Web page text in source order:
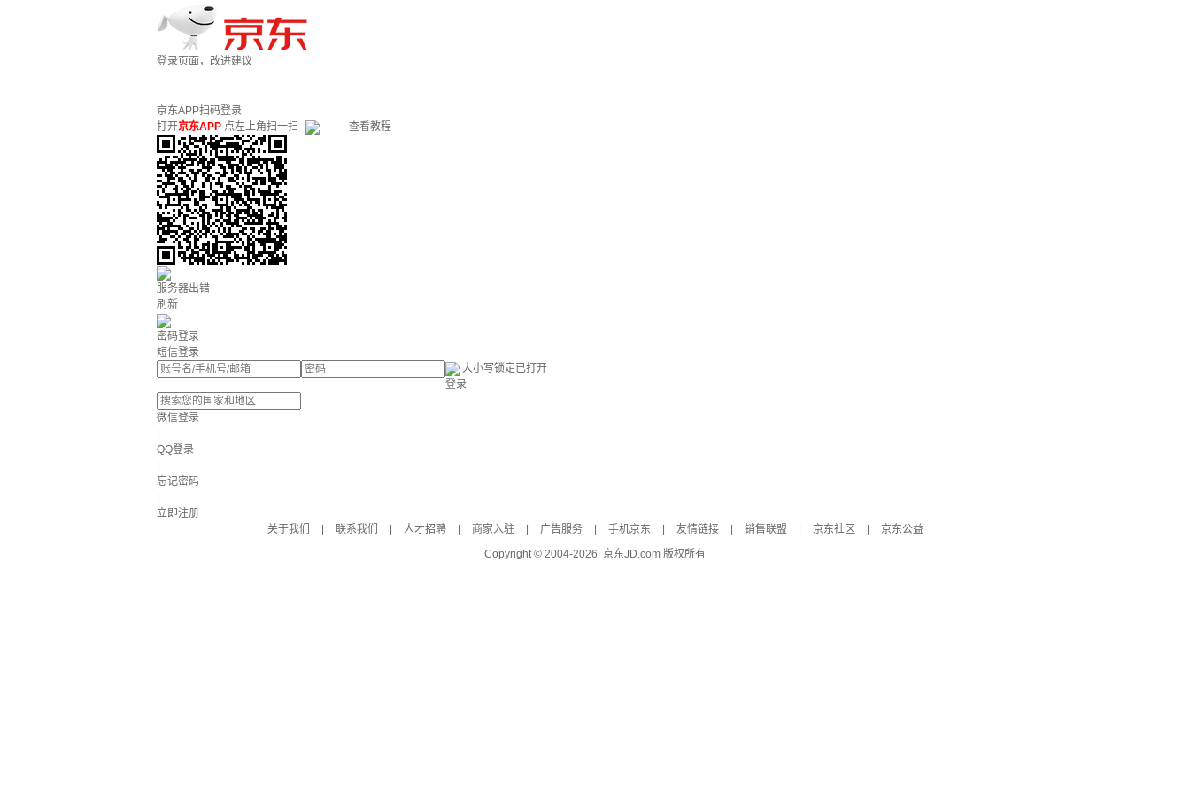
登录页面，改进建议
京东APP扫码登录
打开京东APP 点左上角扫一扫 查看教程
服务器出错
刷新
密码登录
短信登录
大小写锁定已打开
登录
微信登录
QQ登录
忘记密码
立即注册
关于我们
联系我们 人才招聘 商家入驻 广告服务 手机京东 友情链接 销售联盟 京东社区
京东公益
Copyright © 2004-2026 京东JD.com 版权所有